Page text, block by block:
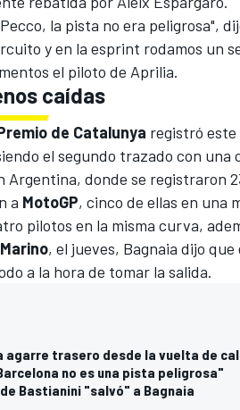
la pista no era peligrosa",
y en la esprint rodamos un
el piloto de Aprilia.
caídas
de Catalunya registró este
el segundo trazado con una
Argentina, donde se registraron
a MotoGP, cinco de ellas en una
pilotos en la misma curva,
, el jueves, Bagnaia dijo
a la hora de tomar la salida.
agarre trasero desde la vuelta de
no es una pista peligrosa"
Bastianini "salvó" a Bagnaia